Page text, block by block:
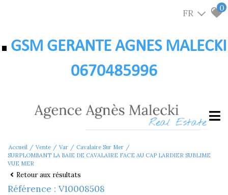
FR 0
GSM GERANTE AGNES MALECKI
0670485996
Accueil Vente Var
Cavalaire Sur Mer
SURPLOMBANT LA BAIE DE CAVALAIRE FACE AU CAP LARDIER SUBLIME
VUE MER
Retour aux résultats
Référence : V10008508